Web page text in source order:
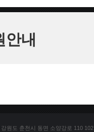
안내
원도 춘천시 동면 소양강로 110